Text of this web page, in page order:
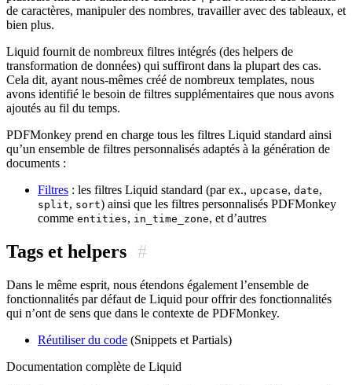
de caractères, manipuler des nombres, travailler avec des tableaux, et
bien plus.
Liquid fournit de nombreux filtres intégrés (des helpers de
transformation de données) qui suffiront dans la plupart des cas.
Cela dit, ayant nous-mêmes créé de nombreux templates, nous
avons identifié le besoin de filtres supplémentaires que nous avons
ajoutés au fil du temps.
PDFMonkey prend en charge tous les filtres Liquid standard ainsi
qu’un ensemble de filtres personnalisés adaptés à la génération de
documents :
Filtres : les filtres Liquid standard (par ex., upcase, date,
split, sort) ainsi que les filtres personnalisés PDFMonkey
comme entities, in_time_zone, et d’autres
Tags et helpers #
Dans le même esprit, nous étendons également l’ensemble de
fonctionnalités par défaut de Liquid pour offrir des fonctionnalités
qui n’ont de sens que dans le contexte de PDFMonkey.
Réutiliser du code (Snippets et Partials)
Documentation complète de Liquid